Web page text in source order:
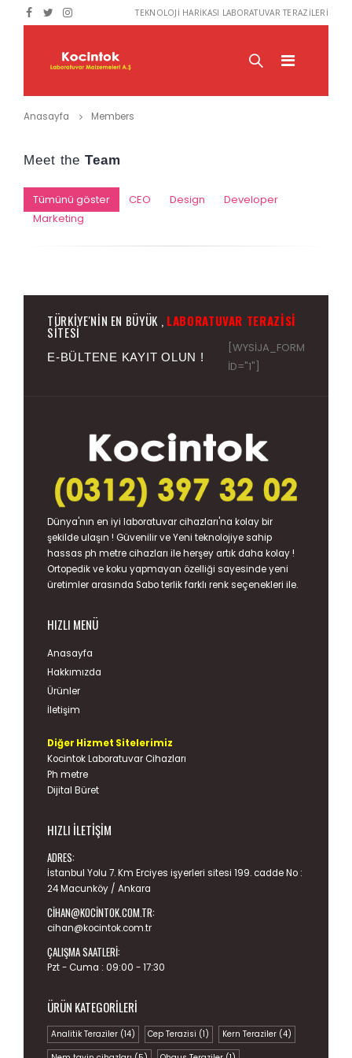
TEKNOLOJİ HARİKASI LABORATUVAR TERAZİLERİ
Anasayfa Members
Meet theTeam
Tümünü göster CEO Design
Developer
Marketing
TÜRKIYE'NIN EN BÜYÜK , LABORATUVAR TERAZISI
SITESI
E-BÜLTENE KAYIT OLUN !
[WYSIJA_FORM
ID="1"]
Dünya'nın en iyi laboratuvar cihazları'na kolay bir
şekilde ulaşın ! Güvenilir ve Yeni teknolojiye sahip
hassas ph metrecihazları ile herşey artık daha kolay !
Ortopedik ve koku yapmayan özelliği sayesinde yeni
üretimler arasında Sabo terlikfarklı renk seçenekleri ile.
HIZLI MENÜ
Anasayfa
Hakkımızda
Ürünler
İletişim
Diğer Hizmet Sitelerimiz
Kocintok Laboratuvar Cihazları
Ph metre
Dijital Büret
HIZLI İLETIŞIM
ADRES:
İstanbul Yolu 7. Km Erciyes işyerleri sitesi 199. cadde No :
24 Macunköy / Ankara
CIHAN@KOCINTOK.COM.TR:
cihan@kocintok.com.tr
ÇALIŞMA SAATLERI:
Pzt - Cuma : 09:00 - 17:30
ÜRÜN KATEGORILERI
Analitik Teraziler(14) Cep Terazisi (1) Kern Teraziler(4)